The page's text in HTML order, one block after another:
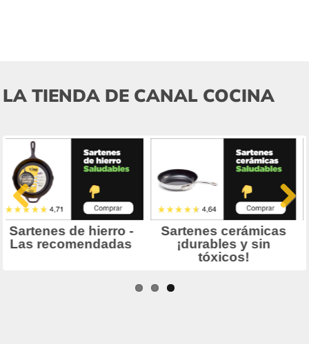
LA TIENDA DE CANAL COCINA